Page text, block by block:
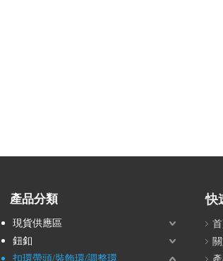
產品分類
現貨供應區
鈕釦
扣環帶頭/裝飾環/調整環
快